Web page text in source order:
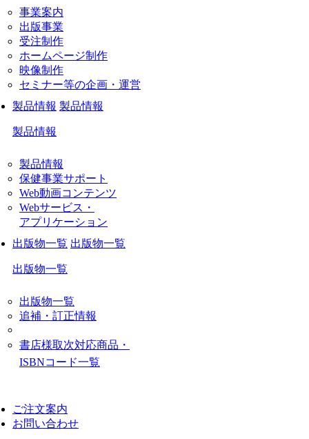
事業案内
出版事業
受注制作
ホームページ制作
映像制作
セミナー等の企画・運営
製品情報 製品情報
製品情報
製品情報
保健事業サポート
Web動画コンテンツ
Webサービス・
アプリケーション
出版物一覧 出版物一覧
出版物一覧
出版物一覧
追補・訂正情報
書店様取次対応商品・
ISBNコード一覧
ご注文案内
お問い合わせ